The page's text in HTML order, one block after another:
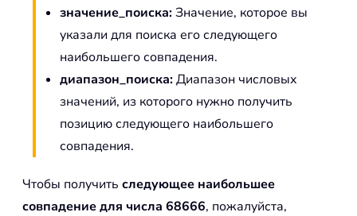
значение_поиска:Значение, которое вы
указали для поиска его следующего
наибольшего совпадения.
диапазон_поиска:Диапазон числовых
значений, из которого нужно получить
позицию следующего наибольшего
совпадения.
Чтобы получить следующее наибольшее
совпадение для числа 68666, пожалуйста,